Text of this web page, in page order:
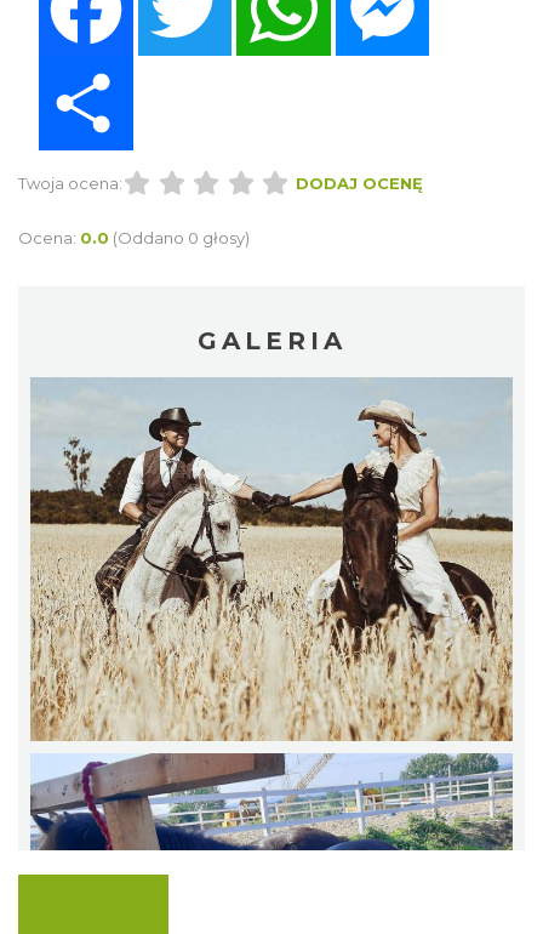
Twoja ocena: DODAJ OCENĘ
Ocena: 0.0 (Oddano 0 głosy)
GALERIA